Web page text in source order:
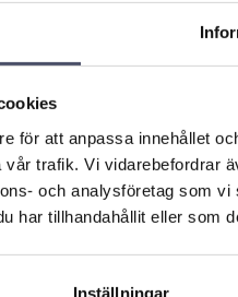
för att anpassa innehållet
trafik. Vi vidarebefordrar
och analysföretag som
har tillhandahållit eller som
Inställningar